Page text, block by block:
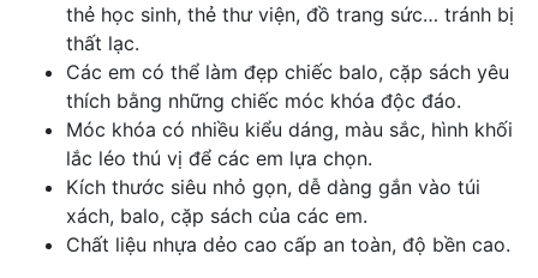
thẻ học sinh, thẻ thư viện, đồ trang sức… tránh bị
thất lạc.
Các em có thể làm đẹp chiếc balo, cặp sách yêu
thích bằng những chiếc móc khóa độc đáo.
Móc khóa có nhiều kiểu dáng, màu sắc, hình khối
lắc léo thú vị để các em lựa chọn.
Kích thước siêu nhỏ gọn, dễ dàng gắn vào túi
xách, balo, cặp sách của các em.
Chất liệu nhựa dẻo cao cấp an toàn, độ bền cao.